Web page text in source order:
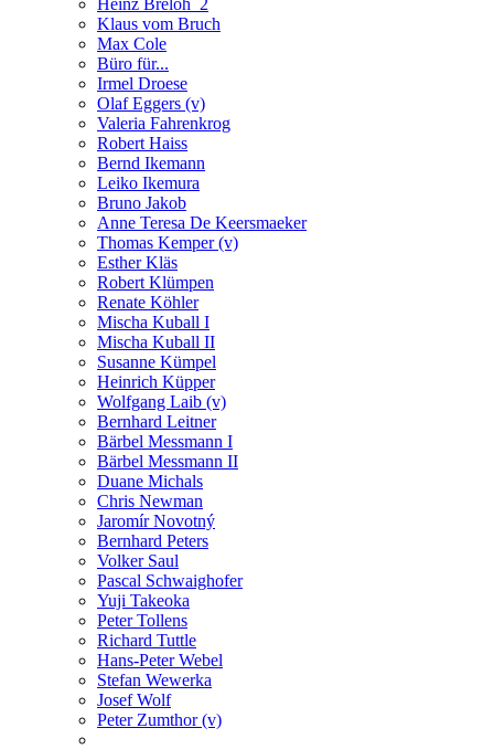
Heinz Breloh_2
Klaus vom Bruch
Max Cole
Büro für...
Irmel Droese
Olaf Eggers (v)
Valeria Fahrenkrog
Robert Haiss
Bernd Ikemann
Leiko Ikemura
Bruno Jakob
Anne Teresa De Keersmaeker
Thomas Kemper (v)
Esther Kläs
Robert Klümpen
Renate Köhler
Mischa Kuball I
Mischa Kuball II
Susanne Kümpel
Heinrich Küpper
Wolfgang Laib (v)
Bernhard Leitner
Bärbel Messmann I
Bärbel Messmann II
Duane Michals
Chris Newman
Jaromír Novotný
Bernhard Peters
Volker Saul
Pascal Schwaighofer
Yuji Takeoka
Peter Tollens
Richard Tuttle
Hans-Peter Webel
Stefan Wewerka
Josef Wolf
Peter Zumthor (v)